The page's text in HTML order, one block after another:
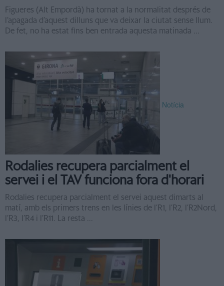
Figueres (Alt Empordà) ha tornat a la normalitat després de
l’apagada d’aquest dilluns que va deixar la ciutat sense llum.
De fet, no ha estat fins ben entrada aquesta matinada ...
Notícia
Rodalies recupera parcialment el
servei i el TAV funciona fora d'horari
Rodalies recupera parcialment el servei aquest dimarts al
matí, amb els primers trens en les línies de l’R1, l’R2, l’R2Nord,
l’R3, l’R4 i l’R11. La resta ...